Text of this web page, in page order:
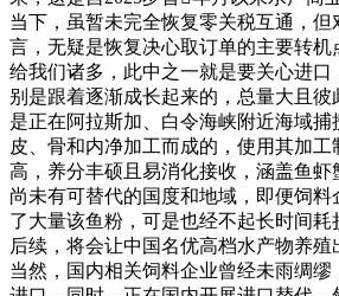
当下，虽暂未完全恢复零关税互通，
言，无疑是恢复决心取订单的主要转机
给我们诸多，此中之一就是要关心进
别是跟着逐渐成长起来的，总量大且
是正在阿拉斯加、白令海峡附近海域
皮、骨和内净加工而成的，使用其加
高，养分丰硕且易消化接收，涵盖鱼虾
尚未有可替代的国度和地域，即便饲
了大量该鱼粉，可是也经不起长时间
后续，将会让中国名优高档水产物养殖
当然，国内相关饲料企业曾经未雨绸